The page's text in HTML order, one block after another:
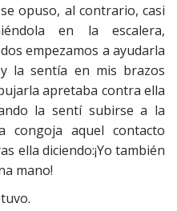
opuso, al contrario, casi
en la escalera,
empezamos a ayudarla
la sentía en mis brazos
apretaba contra ella
la sentí subirse a la
aquel contacto
ella diciendo:¡Yo también
mano!